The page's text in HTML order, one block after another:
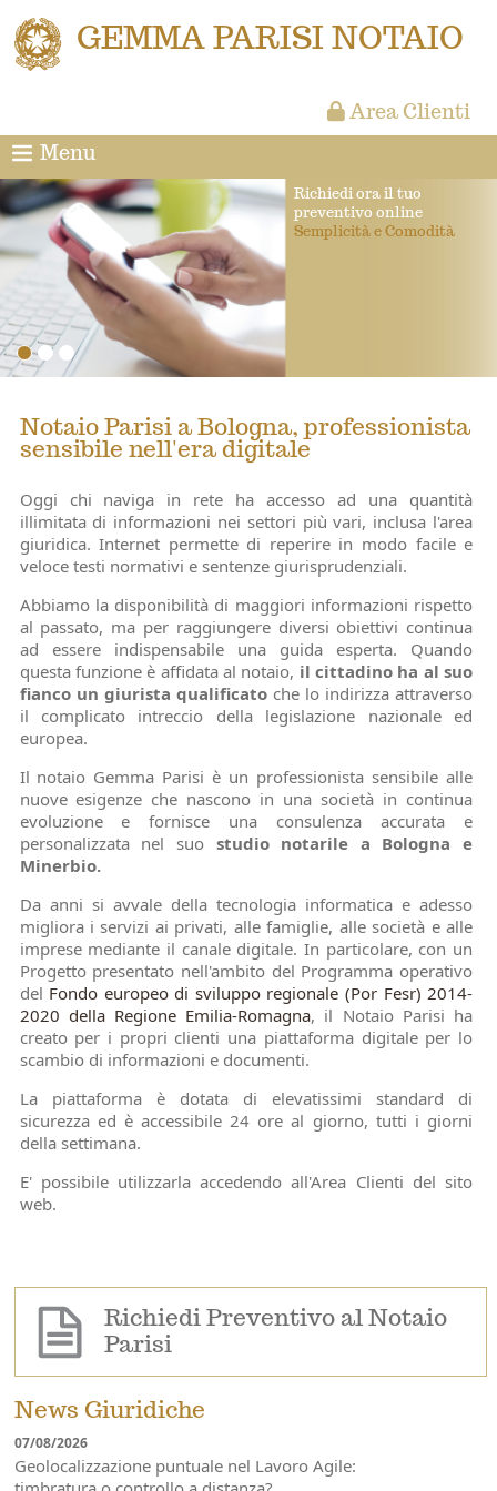
GEMMA PARISI NOTAIO
Area Clienti
Menu
Richiedi ora il tuo
preventivo online
Semplicità e Comodità
Notaio Parisi a Bologna, professionista
sensibile nell'era digitale
Oggi chi naviga in rete ha accesso ad una quantità
illimitata di informazioni nei settori più vari, inclusa l'area
giuridica. Internet permette di reperire in modo facile e
veloce testi normativi e sentenze giurisprudenziali.
Abbiamo la disponibilità di maggiori informazioni rispetto
al passato, ma per raggiungere diversi obiettivi continua
ad essere indispensabile una guida esperta. Quando
questa funzione è affidata al notaio, il cittadino ha al suo
fianco un giurista qualificatoche lo indirizza attraverso
il complicato intreccio della legislazione nazionale ed
europea.
Il notaio Gemma Parisi è un professionista sensibile alle
nuove esigenze che nascono in una società in continua
evoluzione e fornisce una consulenza accurata e
personalizzata nel suo studio notarile a Bologna e
Minerbio.
Da anni si avvale della tecnologia informatica e adesso
migliora i servizi ai privati, alle famiglie, alle società e alle
imprese mediante il canale digitale. In particolare, con un
Progetto presentato nell'ambito del Programma operativo
del Fondo europeo di sviluppo regionale (Por Fesr) 2014-
2020 della Regione Emilia-Romagna, il Notaio Parisi ha
creato per i propri clienti una piattaforma digitale per lo
scambio di informazioni e documenti.
La piattaforma è dotata di elevatissimi standard di
sicurezza ed è accessibile 24 ore al giorno, tutti i giorni
della settimana.
E' possibile utilizzarla accedendo all'Area Clienti del sito
web.
Richiedi Preventivo al Notaio
Parisi
News Giuridiche
07/08/2026
Geolocalizzazione puntuale nel Lavoro Agile: